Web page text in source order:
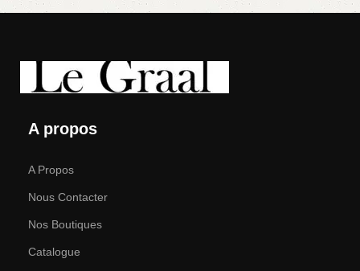
les clients souhaitent passer une commande dans une boutique en
sereinement les meubles qui vous plaisent. La boutique en ligne
propose un large catalogue de meubles : des meubles de maison et
A propos
A Propos
Nous Contacter
Nos Boutiques
Catalogue